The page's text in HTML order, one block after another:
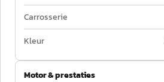
Carrosserie
Kleur
Motor & prestaties